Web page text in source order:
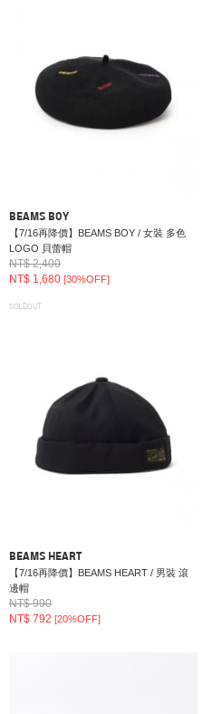
BEAMS BOY
【7/16再降價】BEAMS BOY / 女裝 多色
LOGO 貝蕾帽
NT$ 2,400
NT$ 1,680 [30%OFF]
SOLDOUT
BEAMS HEART
【7/16再降價】BEAMS HEART / 男裝 滾
邊帽
NT$ 990
NT$ 792 [20%OFF]